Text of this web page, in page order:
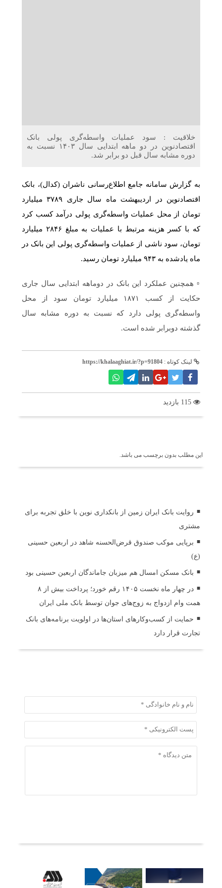
خلاقیت : سود عملیات واسطه‌گری پولی بانک
اقتصادنوین در دو ماهه ابتدایی سال ۱۴۰۳ نسبت به
دوره مشابه سال قبل دو برابر شد.
به گزارش سامانه جامع اطلاع‌رسانی ناشران (کدال)، بانک
اقتصادنوین در اردیبهشت ماه سال جاری ۳۷۸۹ میلیارد
تومان از محل عملیات واسطه‌گری پولی درآمد کسب کرد
که با کسر هزینه مرتبط با عملیات به مبلغ ۲۸۴۶ میلیارد
تومان، سود ناشی از عملیات واسطه‌گری پولی این بانک در
ماه یادشده به ۹۴۳ میلیارد تومان رسید.
▫️ همچنین عملکرد این بانک در دوماهه ابتدایی سال جاری
حکایت از کسب ۱۸۷۱ میلیارد تومان سود از محل
واسطه‌گری پولی دارد که نسبت به دوره مشابه سال
گذشته دوبرابر شده است.
لینک کوتاه : https://khalaaghiat.ir/?p=91804
این مطلب بدون برچسب می باشد.
روایت بانک ایران زمین از بانکداری نوین با خلق تجربه برای
مشتری
برپایی موکب صندوق قرض‌الحسنه شاهد در اربعین حسینی
(ع)
بانک مسکن امسال هم میزبان جاماندگان اربعین حسینی بود
در چهار ماه نخست ۱۴۰۵ رقم خورد؛ پرداخت بیش از ۸
همت وام ازدواج به زوج‌های جوان توسط بانک ملی ایران
حمایت از کسب‌وکارهای استان‌ها در اولویت برنامه‌های بانک
تجارت قرار دارد